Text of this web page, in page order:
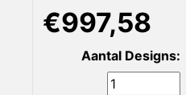
€997,58
Aantal Designs: